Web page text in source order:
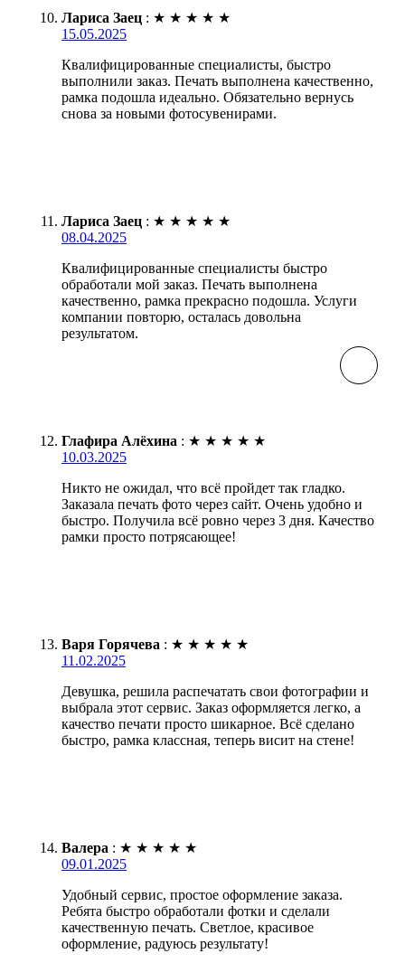
Лариса Заец : ★ ★ ★ ★ ★
15.05.2025
Квалифицированные специалисты, быстро
выполнили заказ. Печать выполнена качественно,
рамка подошла идеально. Обязательно вернусь
снова за новыми фотосувенирами.
Лариса Заец : ★ ★ ★ ★ ★
08.04.2025
Квалифицированные специалисты быстро
обработали мой заказ. Печать выполнена
качественно, рамка прекрасно подошла. Услуги
компании повторю, осталась довольна
результатом.
Глафира Алёхина : ★ ★ ★ ★ ★
10.03.2025
Никто не ожидал, что всё пройдет так гладко.
Заказала печать фото через сайт. Очень удобно и
быстро. Получила всё ровно через 3 дня. Качество
рамки просто потрясающее!
Варя Горячева : ★ ★ ★ ★ ★
11.02.2025
Девушка, решила распечатать свои фотографии и
выбрала этот сервис. Заказ оформляется легко, а
качество печати просто шикарное. Всё сделано
быстро, рамка классная, теперь висит на стене!
Валера : ★ ★ ★ ★ ★
09.01.2025
Удобный сервис, простое оформление заказа.
Ребята быстро обработали фотки и сделали
качественную печать. Светлое, красивое
оформление, радуюсь результату!